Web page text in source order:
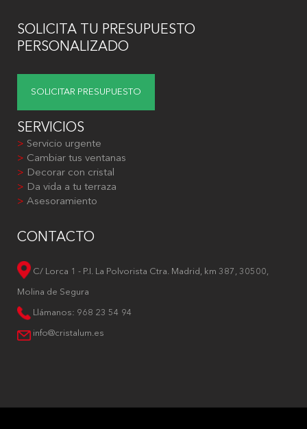
SOLICITA TU PRESUPUESTO
PERSONALIZADO
SOLICITAR PRESUPUESTO
SERVICIOS
> Servicio urgente
> Cambiar tus ventanas
> Decorar con cristal
> Da vida a tu terraza
> Asesoramiento
CONTACTO
C/ Lorca 1 - P.I. La Polvorista Ctra. Madrid, km 387, 30500,
Molina de Segura
Llámanos: 968 23 54 94
info@cristalum.es